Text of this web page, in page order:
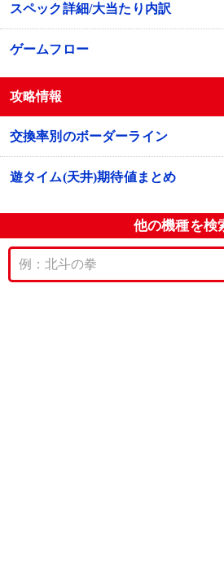
スペック詳細/大当たり内訳
ゲームフロー
攻略情報
交換率別のボーダーライン
遊タイム(天井)期待値まとめ
他の機種を検